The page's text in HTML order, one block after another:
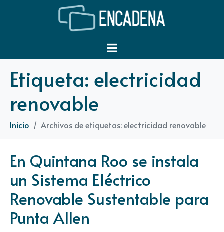
Etiqueta: electricidad
renovable
Inicio Archivos de etiquetas: electricidad renovable
En Quintana Roo se instala
un Sistema Eléctrico
Renovable Sustentable para
Punta Allen